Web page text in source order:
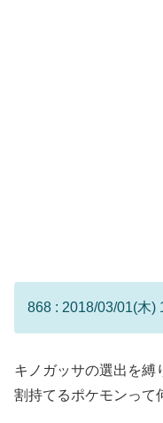
868 : 2018/03/01(木)
キノガッサの選出を縛
割持てるポケモンって